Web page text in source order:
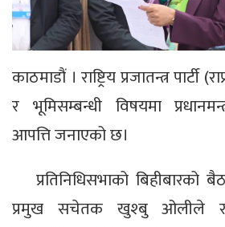
काठमाडौं । राष्ट्रिय प्रजातन्त्र पार्टी
र भूमिसम्बन्धी विषयमा
आपत्ति जनाएको छ।
प्रतिनिधिसभाको बिहीबारको
प्रमुख सचेतक खुश्बु ओलीले